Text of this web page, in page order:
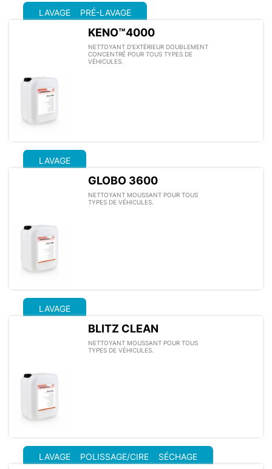
LAVAGE PRÉ-LAVAGE
KENO™4000
NETTOYANT D’EXTÉRIEUR DOUBLEMENT
CONCENTRÉ POUR TOUS TYPES DE
VÉHICULES.
LAVAGE
GLOBO 3600
NETTOYANT MOUSSANT POUR TOUS
TYPES DE VÉHICULES.
LAVAGE
BLITZ CLEAN
NETTOYANT MOUSSANT POUR TOUS
TYPES DE VÉHICULES.
LAVAGE POLISSAGE/CIRE SÉCHAGE